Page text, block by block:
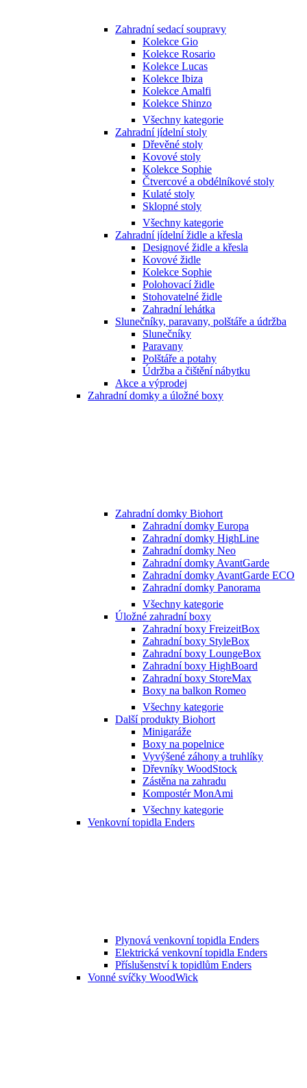
Zahradní sedací soupravy
Kolekce Gio
Kolekce Rosario
Kolekce Lucas
Kolekce Ibiza
Kolekce Amalfi
Kolekce Shinzo
Všechny kategorie
Zahradní jídelní stoly
Dřevěné stoly
Kovové stoly
Kolekce Sophie
Čtvercové a obdélníkové stoly
Kulaté stoly
Sklopné stoly
Všechny kategorie
Zahradní jídelní židle a křesla
Designové židle a křesla
Kovové židle
Kolekce Sophie
Polohovací židle
Stohovatelné židle
Zahradní lehátka
Slunečníky, paravany, polštáře a údržba
Slunečníky
Paravany
Polštáře a potahy
Údržba a čištění nábytku
Akce a výprodej
Zahradní domky a úložné boxy
Zahradní domky Biohort
Zahradní domky Europa
Zahradní domky HighLine
Zahradní domky Neo
Zahradní domky AvantGarde
Zahradní domky AvantGarde ECO
Zahradní domky Panorama
Všechny kategorie
Úložné zahradní boxy
Zahradní boxy FreizeitBox
Zahradní boxy StyleBox
Zahradní boxy LoungeBox
Zahradní boxy HighBoard
Zahradní boxy StoreMax
Boxy na balkon Romeo
Všechny kategorie
Další produkty Biohort
Minigaráže
Boxy na popelnice
Vyvýšené záhony a truhlíky
Dřevníky WoodStock
Zástěna na zahradu
Kompostér MonAmi
Všechny kategorie
Venkovní topidla Enders
Plynová venkovní topidla Enders
Elektrická venkovní topidla Enders
Příslušenství k topidlům Enders
Vonné svíčky WoodWick